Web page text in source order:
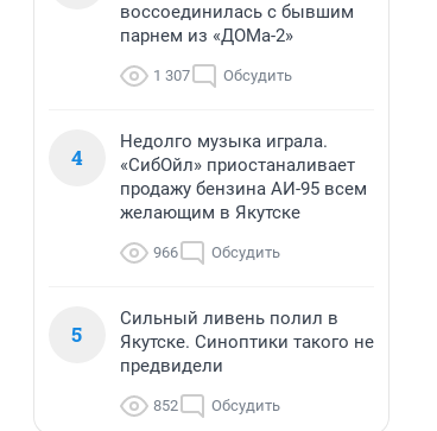
воссоединилась с бывшим
парнем из «ДОМа-2»
1 307 Обсудить
4
Недолго музыка играла.
«СибОйл» приостаналивает
продажу бензина АИ-95 всем
желающим в Якутске
966 Обсудить
5
Сильный ливень полил в
Якутске. Синоптики такого не
предвидели
852 Обсудить